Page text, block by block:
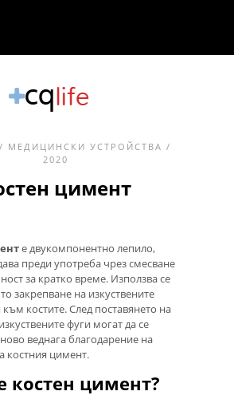
/ МЕДИЦИНСКИ УСТРОЙСТВА /
2020
цимент
е двукомпонентно лепило,
преди употреба чрез смесване
за кратко време. Използва се
закрепване на изкуствените
костите. След поставянето на
фуги могат да се
веднага благодарение на
костния цимент.
костен цимент?